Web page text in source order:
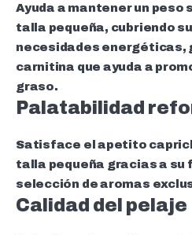
Ayuda a mantener un peso
talla pequeña, cubriendo
necesidades energéticas,
carnitina que ayuda a
graso.
Palatabilidad
Satisface el apetito
talla pequeña gracias a su
selección de aromas
Calidad del pelaje